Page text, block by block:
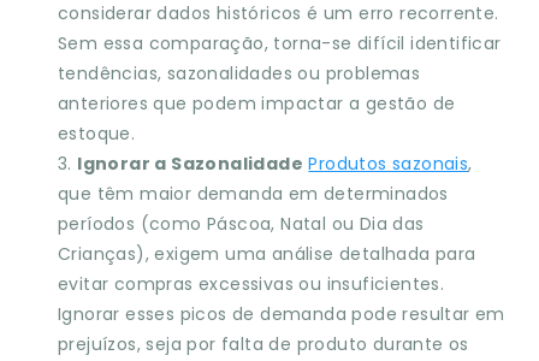
considerar dados históricos é um erro recorrente.
Sem essa comparação, torna-se difícil identificar
tendências, sazonalidades ou problemas
anteriores que podem impactar a gestão de
estoque.
Ignorar a Sazonalidade Produtos sazonais,
que têm maior demanda em determinados
períodos (como Páscoa, Natal ou Dia das
Crianças), exigem uma análise detalhada para
evitar compras excessivas ou insuficientes.
Ignorar esses picos de demanda pode resultar em
prejuízos, seja por falta de produto durante os